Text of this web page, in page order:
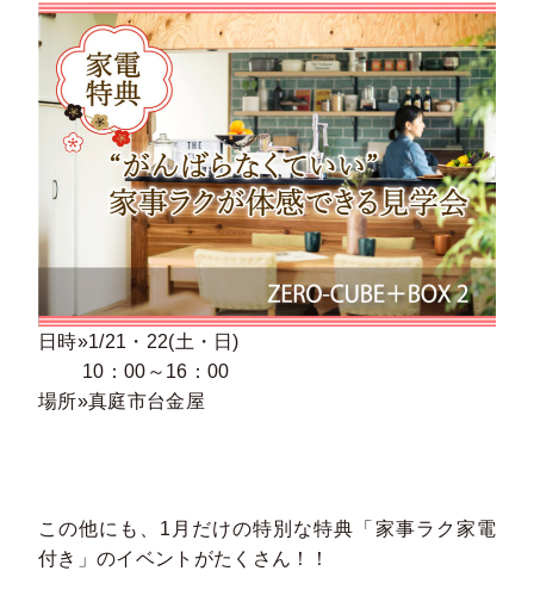
日時»1/21・22(土・日)
10：00～16：00
場所»真庭市台金屋
この他にも、1月だけの特別な特典「家事ラク家電
付き」のイベントがたくさん！！